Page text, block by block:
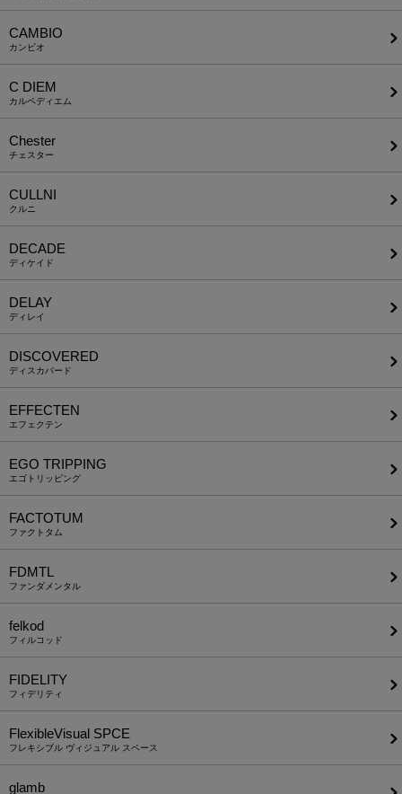
CAMBIO
カンビオ
C DIEM
カルペディエム
Chester
チェスター
CULLNI
クルニ
DECADE
ディケイド
DELAY
ディレイ
DISCOVERED
ディスカバード
EFFECTEN
エフェクテン
EGO TRIPPING
エゴトリッピング
FACTOTUM
ファクトタム
FDMTL
ファンダメンタル
felkod
フィルコッド
FIDELITY
フィデリティ
FlexibleVisual SPCE
フレキシブル ヴィジュアル スペース
glamb